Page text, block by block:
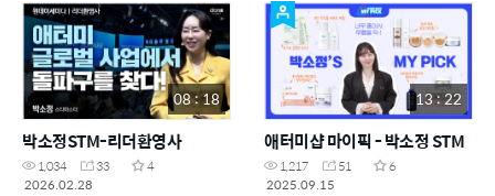
08 : 18
박소정STM-리더환영사
1,034 33
4
2026.02.28
13 : 22
애터미샵 마이픽 - 박소정 STM
1,217 51
6
2025.09.15